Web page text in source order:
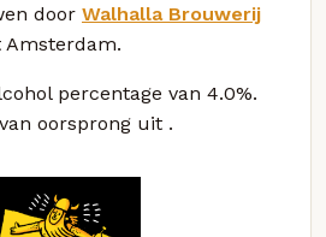
door Walhalla Brouwerij
Amsterdam.
percentage van 4.0%.
oorsprong uit .